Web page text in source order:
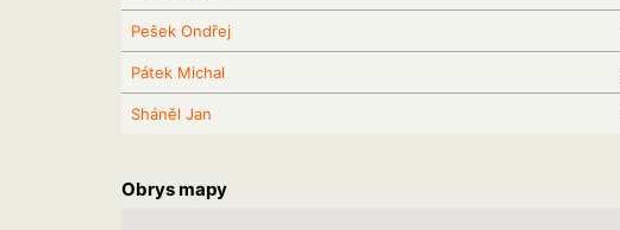
Pešek Ondřej
Pátek Michal
Sháněl Jan
Obrys mapy